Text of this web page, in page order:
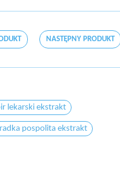
NASTĘPNY PRODUKT
lekarski ekstrakt
pospolita ekstrakt